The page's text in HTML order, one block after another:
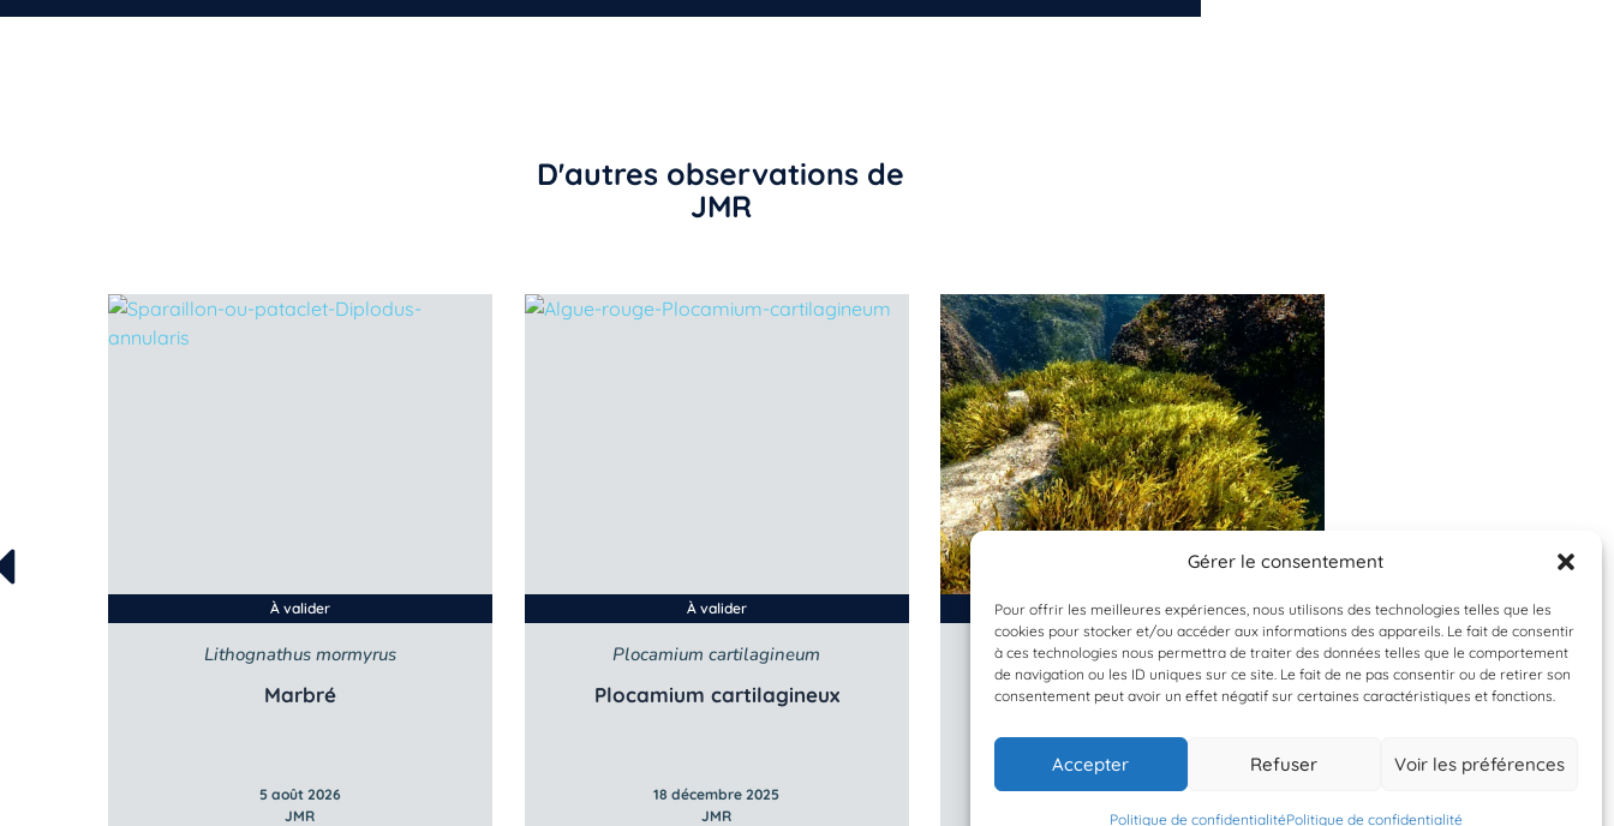
Gérer le consentement
Pour offrir les meilleures expériences, nous utilisons des technologies telles que les
cookies pour stocker et/ou accéder aux informations des appareils. Le fait de consentir
à ces technologies nous permettra de traiter des données telles que le comportement
de navigation ou les ID uniques sur ce site. Le fait de ne pas consentir ou de retirer son
consentement peut avoir un effet négatif sur certaines caractéristiques et fonctions.
Accepter Refuser Voir les préférences
Politique de confidentialitéPolitique de confidentialité
D'autres observations de
JMR
À valider
Lithognathus mormyrus
Marbré
5 août 2026
JMR
À valider
Plocamium cartilagineum
Plocamium cartilagineux
18 décembre 2025
JMR
À valider
Dictyota dichotoma
Dictyote
18 décembre 2025
JMR
À valider
Acanthocardia
Bucarde